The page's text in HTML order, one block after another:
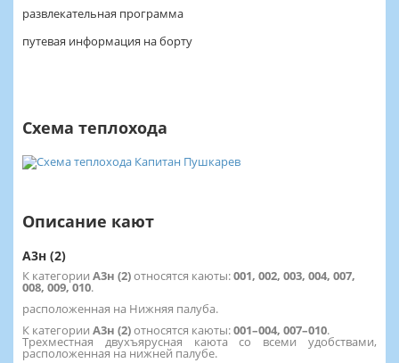
развлекательная программа
путевая информация на борту
Схема теплохода
Описание кают
А3н (2)
К категории А3н (2)относятся каюты:001, 002, 003, 004, 007,
008, 009, 010.
расположенная на Нижняя палуба.
К категории А3н (2)относятся каюты:001–004, 007–010.
Трехместная двухъярусная каюта со всеми удобствами,
расположенная на нижней палубе.